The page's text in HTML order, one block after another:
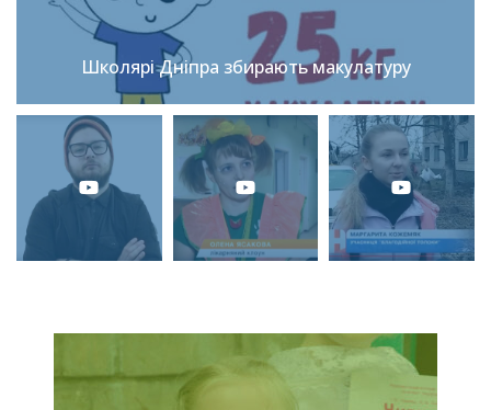
Школярі Дніпра збирають макулатуру